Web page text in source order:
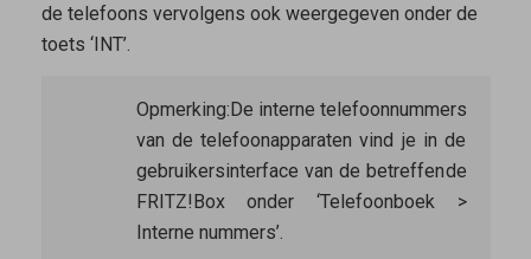
de telefoons vervolgens ook weergegeven onder de
toets ‘INT’.
Opmerking:De interne telefoonnummers
van de telefoonapparaten vind je in de
gebruikersinterface van de betreffende
FRITZ!Box onder ‘Telefoonboek >
Interne nummers’.